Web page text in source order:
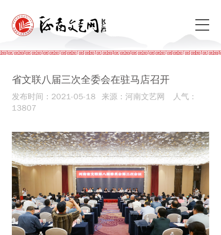
省文联八届三次全委会在驻马店召开
发布时间：2021-05-18 来源：河南文艺网
人气：
13807